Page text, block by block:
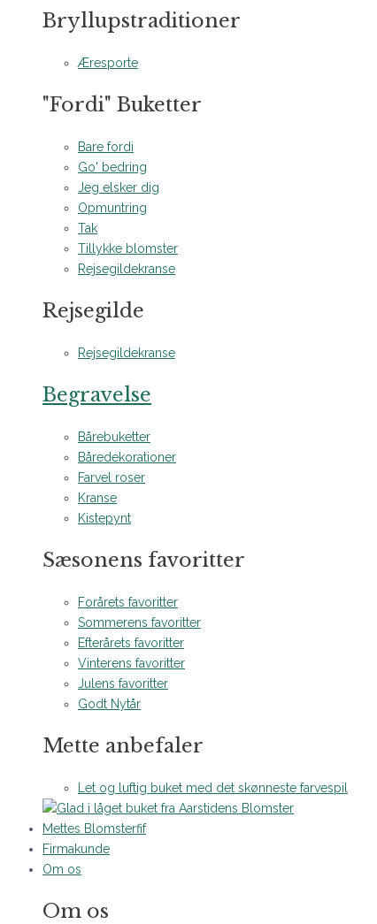
Bryllupstraditioner
Æresporte
"Fordi" Buketter
Bare fordi
Go' bedring
Jeg elsker dig
Opmuntring
Tak
Tillykke blomster
Rejsegildekranse
Rejsegilde
Rejsegildekranse
Begravelse
Bårebuketter
Båredekorationer
Farvel roser
Kranse
Kistepynt
Sæsonens favoritter
Forårets favoritter
Sommerens favoritter
Efterårets favoritter
Vinterens favoritter
Julens favoritter
Godt Nytår
Mette anbefaler
Let og luftig buket med det skønneste farvespil
Mettes Blomsterfif
Firmakunde
Om os
Om os